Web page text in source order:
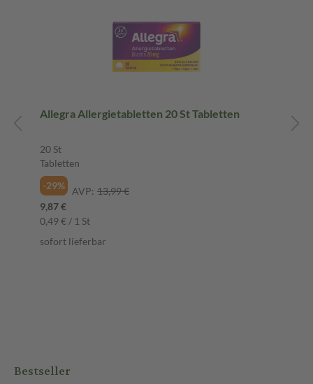
Allegra Allergietabletten 20 St Tabletten
20 St
Tabletten
-29%
AVP: 13,99 €
9,87 €
0,49 € / 1 St
sofort lieferbar
Bestseller